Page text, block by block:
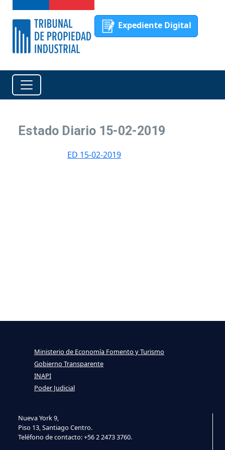
Expediente Digital
Estado Diario 15-02-2019
ED 15-02-2019
Nueva York 9,
Piso 13, Santiago Centro.
Teléfono de contacto: +56 2 2473 3760.
Ministerio de Economía Fomento y Turismo
Gobierno Transparente
INAPI
Poder Judicial